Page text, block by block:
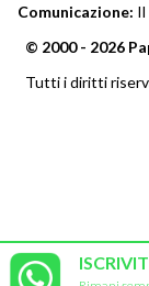
Comunicazione: Il
© 2000 - 2026
Tutti i diritti